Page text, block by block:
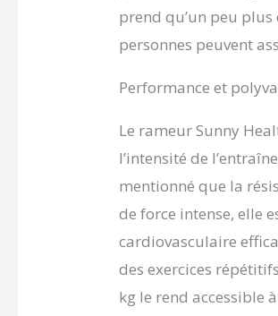
prend qu’un peu
personnes peuvent
Performance et
Le rameur Sunny
l’intensité de
mentionné que la
de force intense, elle
cardiovasculaire
des exercices
kg le rend accessible